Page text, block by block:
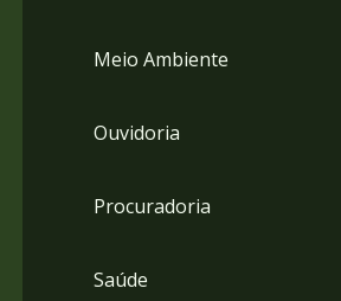
Meio Ambiente
Ouvidoria
Procuradoria
Saúde